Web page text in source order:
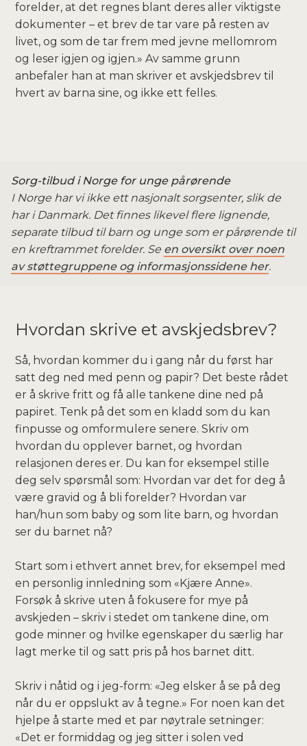
forelder, at det regnes blant deres aller viktigste
dokumenter – et brev de tar vare på resten av
livet, og som de tar frem med jevne mellomrom
og leser igjen og igjen.» Av samme grunn
anbefaler han at man skriver et avskjedsbrev til
hvert av barna sine, og ikke ett felles.
Sorg-tilbud i Norge for unge pårørende
I Norge har vi ikke ett nasjonalt sorgsenter, slik de
har i Danmark. Det finnes likevel flere lignende,
separate tilbud til barn og unge som er pårørende til
en kreftrammet forelder. Se en oversikt over noen
av støttegruppene og informasjonssidene her.
Hvordan skrive et avskjedsbrev?
Så, hvordan kommer du i gang når du først har
satt deg ned med penn og papir? Det beste rådet
er å skrive fritt og få alle tankene dine ned på
papiret. Tenk på det som en kladd som du kan
finpusse og omformulere senere. Skriv om
hvordan du opplever barnet, og hvordan
relasjonen deres er. Du kan for eksempel stille
deg selv spørsmål som: Hvordan var det for deg å
være gravid og å bli forelder? Hvordan var
han/hun som baby og som lite barn, og hvordan
ser du barnet nå?
Start som i ethvert annet brev, for eksempel med
en personlig innledning som «Kjære Anne».
Forsøk å skrive uten å fokusere for mye på
avskjeden – skriv i stedet om tankene dine, om
gode minner og hvilke egenskaper du særlig har
lagt merke til og satt pris på hos barnet ditt.
Skriv i nåtid og i jeg-form: «Jeg elsker å se på deg
når du er oppslukt av å tegne.» For noen kan det
hjelpe å starte med et par nøytrale setninger:
«Det er formiddag og jeg sitter i solen ved